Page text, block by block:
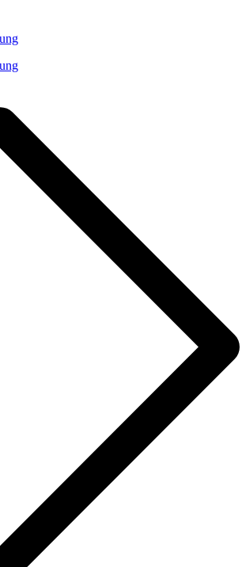
und operiert unabhängig von allen
die unter anderem auch
Einheiten angeboten werden.